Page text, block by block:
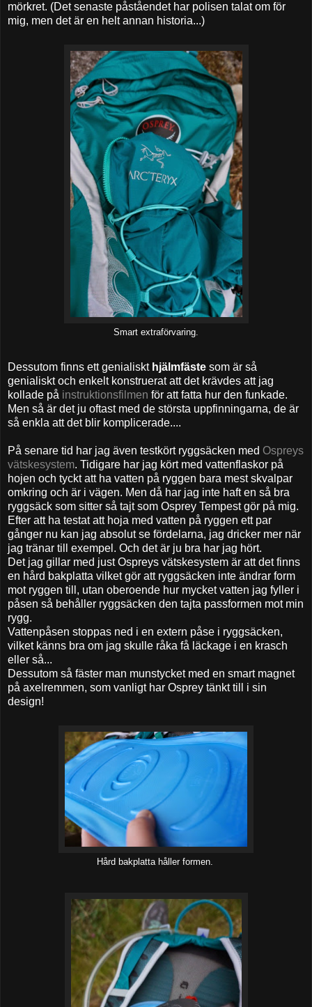
mörkret. (Det senaste påståendet har polisen talat om för
mig, men det är en helt annan historia...)
Smart extraförvaring.
Dessutom finns ett genialiskt hjälmfäste som är så
genialiskt och enkelt konstruerat att det krävdes att jag
kollade på instruktionsfilmen för att fatta hur den funkade.
Men så är det ju oftast med de största uppfinningarna, de är
så enkla att det blir komplicerade....
På senare tid har jag även testkört ryggsäcken med Ospreys
vätskesystem. Tidigare har jag kört med vattenflaskor på
hojen och tyckt att ha vatten på ryggen bara mest skvalpar
omkring och är i vägen. Men då har jag inte haft en så bra
ryggsäck som sitter så tajt som Osprey Tempest gör på mig.
Efter att ha testat att hoja med vatten på ryggen ett par
gånger nu kan jag absolut se fördelarna, jag dricker mer när
jag tränar till exempel. Och det är ju bra har jag hört.
Det jag gillar med just Ospreys vätskesystem är att det finns
en hård bakplatta vilket gör att ryggsäcken inte ändrar form
mot ryggen till, utan oberoende hur mycket vatten jag fyller i
påsen så behåller ryggsäcken den tajta passformen mot min
rygg.
Vattenpåsen stoppas ned i en extern påse i ryggsäcken,
vilket känns bra om jag skulle råka få läckage i en krasch
eller så...
Dessutom så fäster man munstycket med en smart magnet
på axelremmen, som vanligt har Osprey tänkt till i sin
design!
Hård bakplatta håller formen.